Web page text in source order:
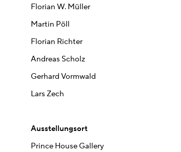
Florian W. Müller
Martin Pöll
Florian Richter
Andreas Scholz
Gerhard Vormwald
Lars Zech
Ausstellungsort
Prince House Gallery